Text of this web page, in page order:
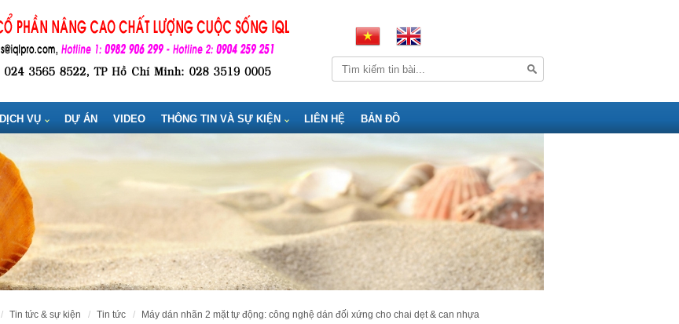
DỊCH VỤ DỰ ÁN VIDEO THÔNG TIN VÀ SỰ KIỆN LIÊN HỆ BẢN ĐỒ
tin tức & sự kiện tin tức máy dán nhãn 2 mặt tự động: công nghệ dán đối xứng cho chai dẹt & can nhựa